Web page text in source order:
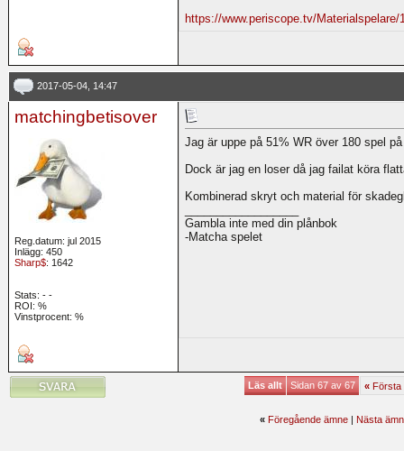
https://www.periscope.tv/
2017-05-04, 14:47
matchingbetisover
Reg.datum: jul 2015
Inlägg: 450
Sharp$: 1642
Stats: - -
ROI: %
Vinstprocent: %
Jag är uppe på 51% WR över 180 spel
Dock är jag en loser då jag failat köra
Kombinerad skryt och material för
Gambla inte med din plånbok
-Matcha spelet
Läs allt Sidan 67 av 67 «Första
« Föregående ämne| Nästa